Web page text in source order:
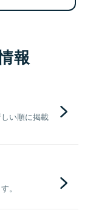
報
い順に掲載
。